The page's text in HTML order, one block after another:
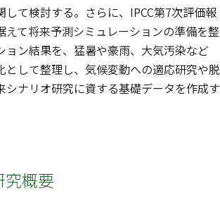
して検討する。さらに、IPCC第7次評価報
えて将来予測シミュレーションの準備を整
ョン結果を、猛暑や豪雨、大気汚染など
として整理し、気候変動への適応研究や脱
シナリオ研究に資する基礎データを作成す
究概要